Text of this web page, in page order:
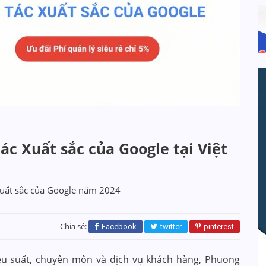
Xuất sắc của Google tại Việt
sắc của Google năm 2024
Chia sẻ: Facebook twitter pinterest
suất, chuyên môn và dịch vụ khách hàng, Phuong